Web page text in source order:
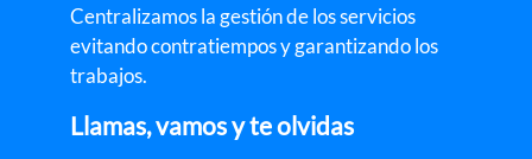
Centralizamos la gestión de los servicios
evitando contratiempos y garantizando los
trabajos.
Llamas, vamos y te olvidas